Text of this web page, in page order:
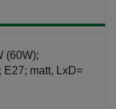
(60W);
matt, LxD=